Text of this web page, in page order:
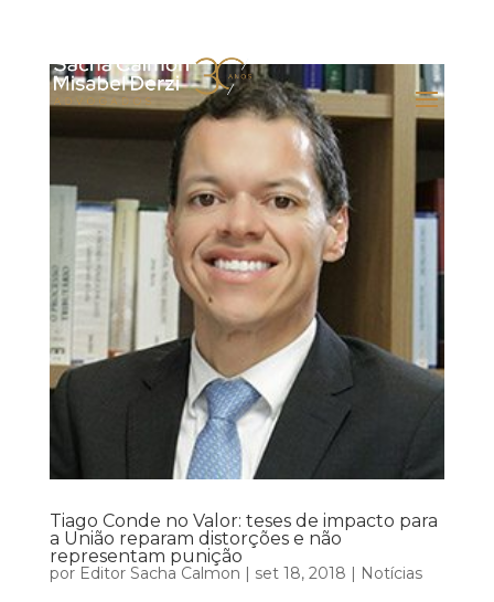
Tiago Conde no Valor: teses de impacto para
a União reparam distorções e não
representam punição
por Editor Sacha Calmon | set 18, 2018 | Notícias